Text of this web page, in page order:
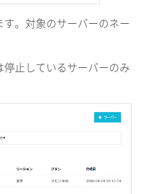
。対象のサーバーのネー
止しているサーバーのみ